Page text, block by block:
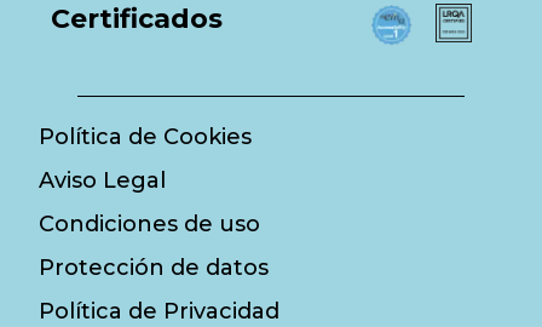
Certificados
Política de Cookies
Aviso Legal
Condiciones de uso
Protección de datos
Política de Privacidad